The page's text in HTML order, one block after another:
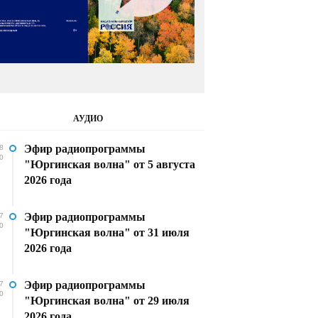
АУДИО
Эфир радиопрограммы
"Юргинская волна" от 5 августа
2026 года
Эфир радиопрограммы
"Юргинская волна" от 31 июля
2026 года
Эфир радиопрограммы
"Юргинская волна" от 29 июля